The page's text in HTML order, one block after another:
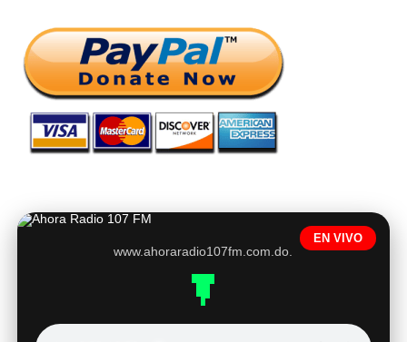
EN VIVO
www.ahoraradio107fm.com.do.